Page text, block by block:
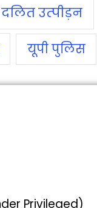
दलित उत्‍पीड़न
यूपी पुलिस
Privileged)